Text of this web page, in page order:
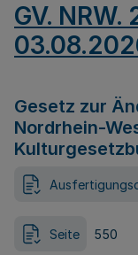
GV.
Gesetz zur
Nordrhein-
Seite 550